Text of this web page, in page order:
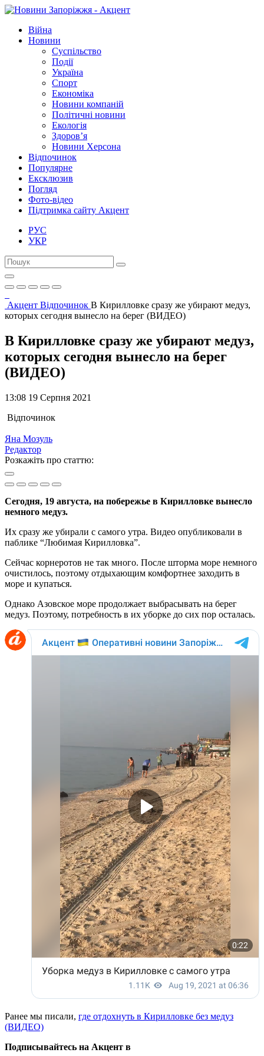
Війна
Новини
Суспільство
Події
Україна
Спорт
Економіка
Новини компаній
Політичні новини
Екологія
Здоров’я
Новини Херсона
Відпочинок
Популярне
Ексклюзив
Погляд
Фото-відео
Підтримка сайту Акцент
РУС
УКР
Акцент Відпочинок В Кирилловке сразу же убирают медуз,
которых сегодня вынесло на берег (ВИДЕО)
В Кирилловке сразу же убирают медуз,
которых сегодня вынесло на берег
(ВИДЕО)
13:08 19 Серпня 2021
Відпочинок
Яна Мозуль
Редактор
Розкажіть про статтю:
Сегодня, 19 августа, на побережье в Кирилловке вынесло
немного медуз.
Их сразу же убирали с самого утра. Видео опубликовали в
паблике “Любимая Кирилловка”.
Сейчас корнеротов не так много. После шторма море немного
очистилось, поэтому отдыхающим комфортнее заходить в
море и купаться.
Однако Азовское море продолжает выбрасывать на берег
медуз. Поэтому, потребность в их уборке до сих пор осталась.
Ранее мы писали, где отдохнуть в Кирилловке без медуз
(ВИДЕО)
Подписывайтесь на Акцент в